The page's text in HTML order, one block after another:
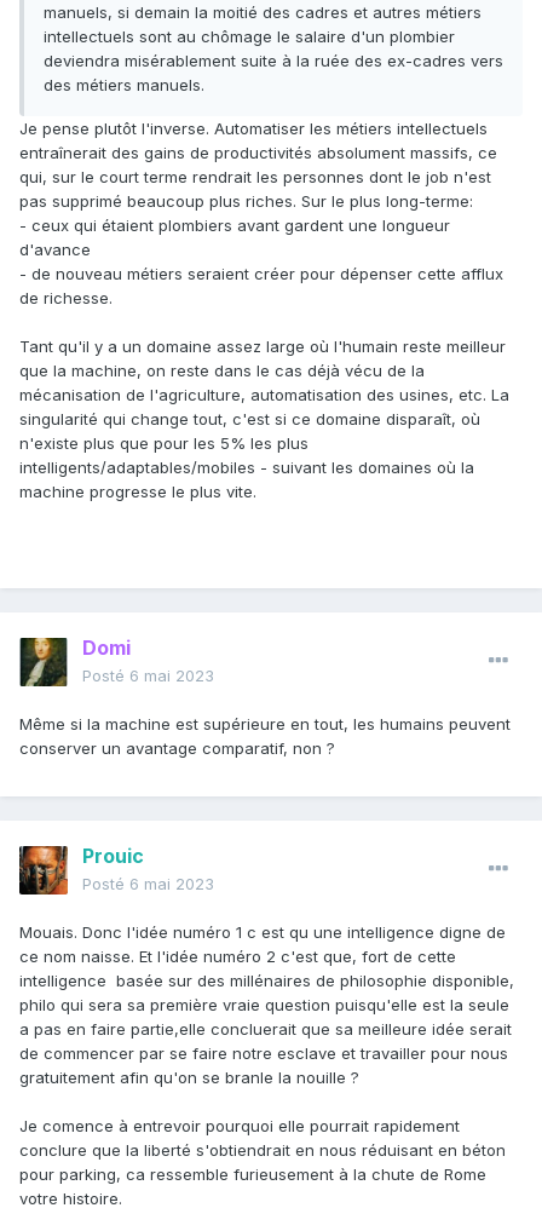
manuels, si demain la moitié des cadres et autres métiers
intellectuels sont au chômage le salaire d'un plombier
deviendra misérablement suite à la ruée des ex-cadres vers
des métiers manuels.
Je pense plutôt l'inverse. Automatiser les métiers intellectuels
entraînerait des gains de productivités absolument massifs, ce
qui, sur le court terme rendrait les personnes dont le job n'est
pas supprimé beaucoup plus riches. Sur le plus long-terme:
- ceux qui étaient plombiers avant gardent une longueur
d'avance
- de nouveau métiers seraient créer pour dépenser cette afflux
de richesse.
Tant qu'il y a un domaine assez large où l'humain reste meilleur
que la machine, on reste dans le cas déjà vécu de la
mécanisation de l'agriculture, automatisation des usines, etc. La
singularité qui change tout, c'est si ce domaine disparaît, où
n'existe plus que pour les 5% les plus
intelligents/adaptables/mobiles - suivant les domaines où la
machine progresse le plus vite.
Domi
Posté 6 mai 2023
Même si la machine est supérieure en tout, les humains peuvent
conserver un avantage comparatif, non ?
Prouic
Posté 6 mai 2023
Mouais. Donc l'idée numéro 1 c est qu une intelligence digne de
ce nom naisse. Et l'idée numéro 2 c'est que, fort de cette
intelligence basée sur des millénaires de philosophie disponible,
philo qui sera sa première vraie question puisqu'elle est la seule
a pas en faire partie,elle concluerait que sa meilleure idée serait
de commencer par se faire notre esclave et travailler pour nous
gratuitement afin qu'on se branle la nouille ?
Je comence à entrevoir pourquoi elle pourrait rapidement
conclure que la liberté s'obtiendrait en nous réduisant en béton
pour parking, ca ressemble furieusement à la chute de Rome
votre histoire.